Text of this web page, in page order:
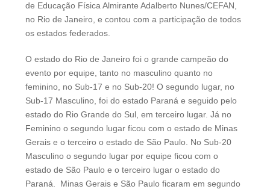
de Educação Física Almirante Adalberto Nunes/CEFAN,
no Rio de Janeiro, e contou com a participação de todos
os estados federados.
O estado do Rio de Janeiro foi o grande campeão do
evento por equipe, tanto no masculino quanto no
feminino, no Sub-17 e no Sub-20! O segundo lugar, no
Sub-17 Masculino, foi do estado Paraná e seguido pelo
estado do Rio Grande do Sul, em terceiro lugar. Já no
Feminino o segundo lugar ficou com o estado de Minas
Gerais e o terceiro o estado de São Paulo. No Sub-20
Masculino o segundo lugar por equipe ficou com o
estado de São Paulo e o terceiro lugar o estado do
Paraná. Minas Gerais e São Paulo ficaram em segundo